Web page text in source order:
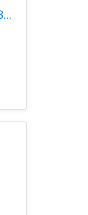
Φυσίγγια B&P MB Dual Power 36gr No 6+3 25τμχ 0070